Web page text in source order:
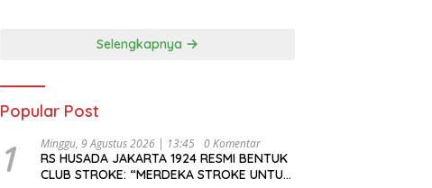
Selengkapnya
Popular Post
1 Minggu, 9 Agustus 2026 | 13:45 0 Komentar
RS HUSADA JAKARTA 1924 RESMI BENTUK
CLUB STROKE: “MERDEKA STROKE UNTUK